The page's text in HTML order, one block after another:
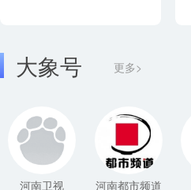
大象号 更多>
河南卫视 河南都市频道